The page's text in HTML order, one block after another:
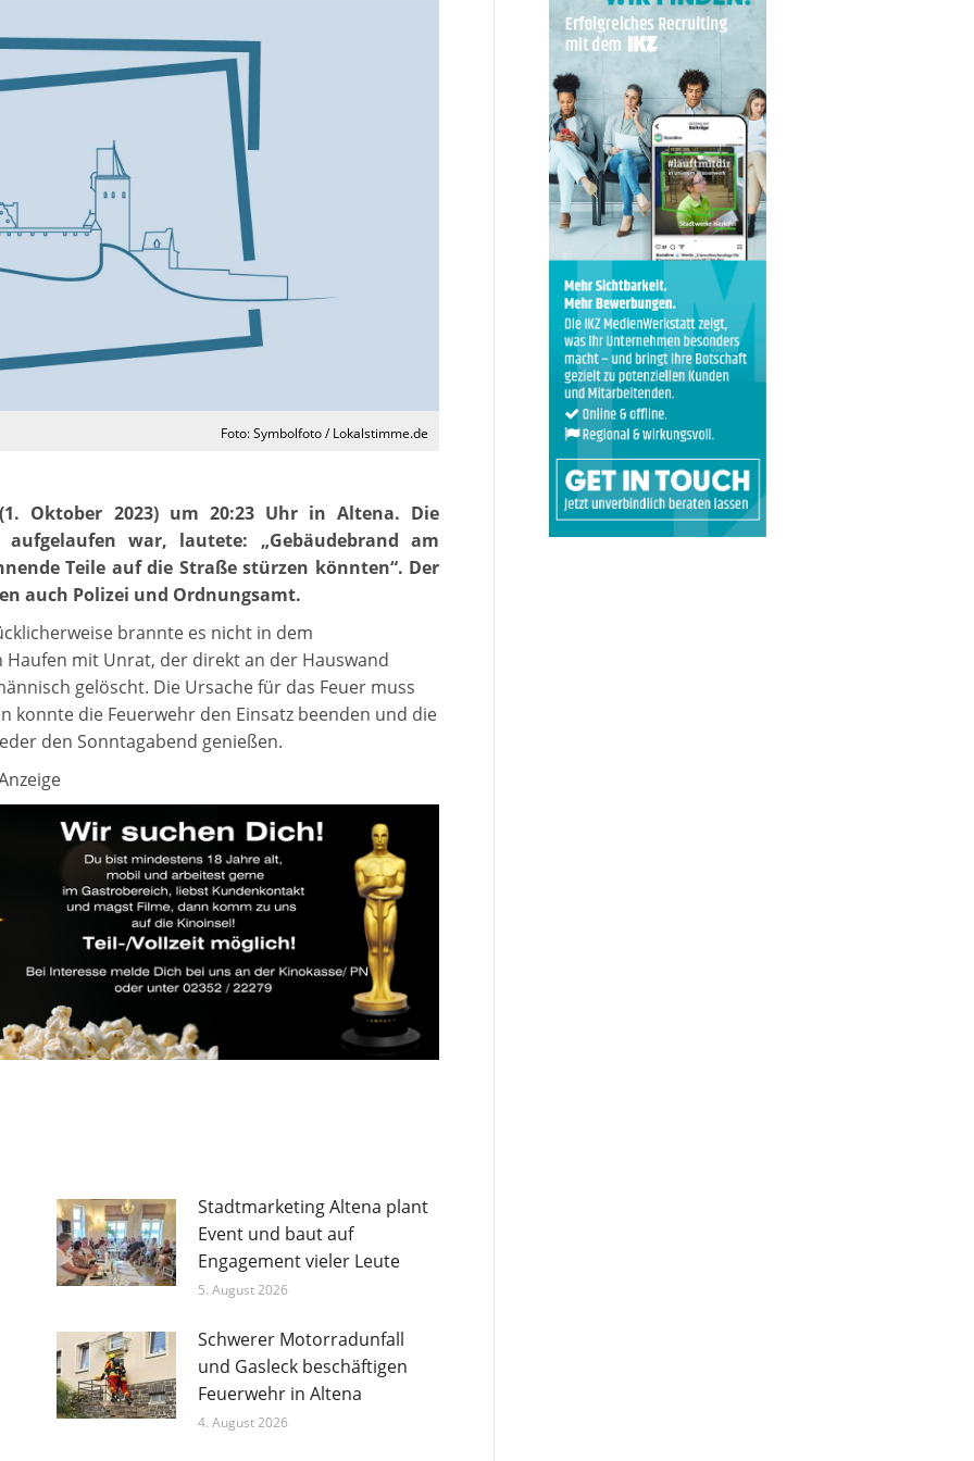
Foto: Symbolfoto / Lokalstimme.de
Oktober 2023) um 20:23 Uhr in Altena. Die
war, lautete: „Gebäudebrand am
Teile auf die Straße stürzen könnten“. Der
auch Polizei und Ordnungsamt.
brannte es nicht in dem
mit Unrat, der direkt an der Hauswand
gelöscht. Die Ursache für das Feuer muss
konnte die Feuerwehr den Einsatz beenden und die
den Sonntagabend genießen.
Stadtmarketing Altena plant
Event und baut auf
Engagement vieler Leute
5. August 2026
Schwerer Motorradunfall
und Gasleck beschäftigen
Feuerwehr in Altena
4. August 2026